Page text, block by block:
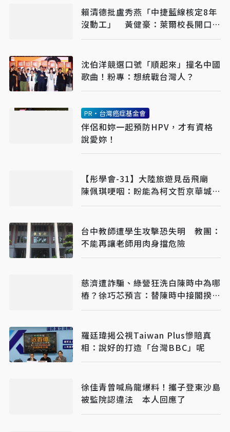
賴清德批盧秀燕「中捷藍線核定8年
沒動工」 黃健豪：萊爾校長開口就
說謊
沈伯洋競選口號「順起來」撞名中國
歌曲！粉專：想統戰台灣人？
PR・台灣癌症基金會
伴侶和妳一起預防HPV，才有資格
說愛妳！
【彤學會-31】大陸旅遊見岳飛廟
陳佩琪哽咽：盼能為柯文哲京華城案
平反
台中教師遭學生攻擊恐失明 教團：
不能再讓老師用肉身擋危險
慈濟遭詐騙、綠營狂洗白陳時中為哪
樁？徐巧芯預言：替陳時中接閣揆鋪
路
羅廷瑋揭公視Taiwan Plus慘賠真
相：說好的打造「台灣BBC」呢
徐佳青曾喊烏龍爆料！攜子登東沙島
被監院認違法 本人回應了